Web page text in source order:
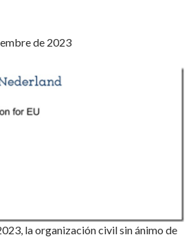
de 2023
la organización civil sin ánimo de